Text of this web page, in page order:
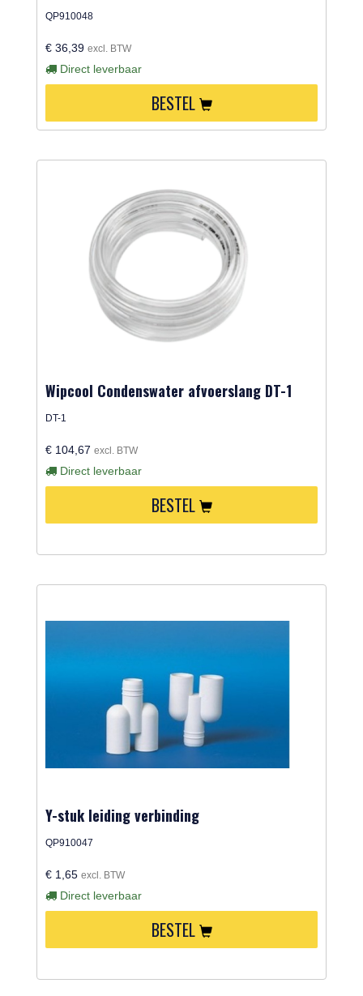
QP910048
€ 36,39 excl. BTW
Direct leverbaar
BESTEL
Wipcool Condenswater afvoerslang DT-1
DT-1
€ 104,67 excl. BTW
Direct leverbaar
BESTEL
Y-stuk leiding verbinding
QP910047
€ 1,65 excl. BTW
Direct leverbaar
BESTEL